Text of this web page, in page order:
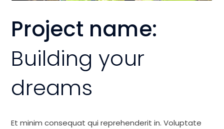
Project name:
Building your
dreams
Et minim consequat qui reprehenderit in. Voluptate